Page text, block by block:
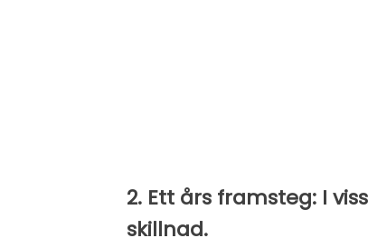
2. Ett års framsteg: I
skillnad.